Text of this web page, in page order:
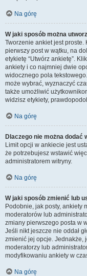
Na górę
W jaki sposób można
Tworzenie ankiet jest
pierwszy post w wątku, na
etykietę “Utwórz ankietę”.
ankiety i co najmniej dwie
widocznego pola
może wybrać, wyznaczyć
także umożliwić
widzisz etykiety,
Na górę
Dlaczego nie można dodać
Limit opcji w ankiecie jest
że potrzebujesz wstawić
administratorem witryny.
Na górę
W jaki sposób zmienić lub
Podobnie, jak posty, ankiety
moderatorów lub
zmiany pierwszego posta w
Jeśli nikt jeszcze nie oddał
zmienić jej opcje. Jednakże,
moderatorzy lub
modyfikowaniu ankiety w
Na górę